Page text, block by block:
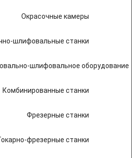
Окрасочные камеры
шлифовальные станки
шлифовальное оборудование
Комбинированные станки
Фрезерные станки
фрезерные станки